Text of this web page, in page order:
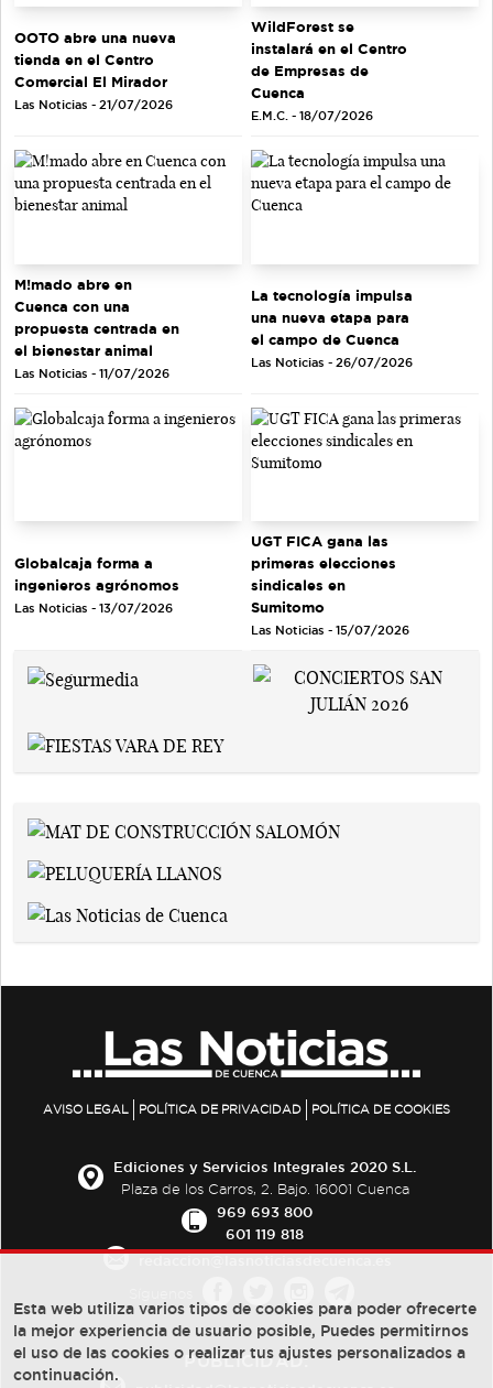
OOTO abre una nueva
tienda en el Centro
Comercial El Mirador
Las Noticias - 21/07/2026
WildForest se
instalará en el Centro
de Empresas de
Cuenca
E.M.C. - 18/07/2026
M!mado abre en
Cuenca con una
propuesta centrada en
el bienestar animal
Las Noticias - 11/07/2026
La tecnología impulsa
una nueva etapa para
el campo de Cuenca
Las Noticias - 26/07/2026
Globalcaja forma a
ingenieros agrónomos
Las Noticias - 13/07/2026
UGT FICA gana las
primeras elecciones
sindicales en
Sumitomo
Las Noticias - 15/07/2026
AVISO LEGAL POLÍTICA DE PRIVACIDAD POLÍTICA DE COOKIES
Ediciones y Servicios Integrales 2020 S.L.
Plaza de los Carros, 2. Bajo. 16001 Cuenca
969 693 800
601 119 818
PUBLICIDAD:
Esta web utiliza varios tipos de cookies para poder ofrecerte
la mejor experiencia de usuario posible, Puedes permitirnos
el uso de las cookies o realizar tus ajustes personalizados a
continuación.